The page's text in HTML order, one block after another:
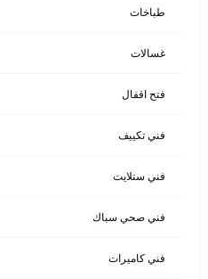
طباخات
غسالات
فتح اقفال
فني تكييف
فني ستلايت
فني صحي سباك
فني كاميرات